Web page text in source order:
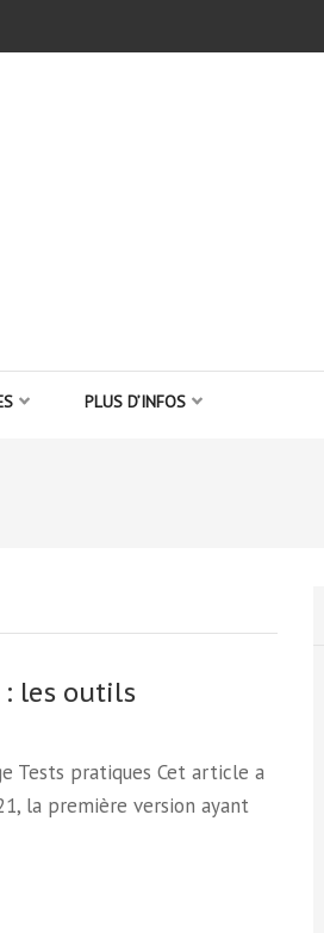
PLUS D’INFOS
: les outils
Tests pratiques Cet article a
la première version ayant